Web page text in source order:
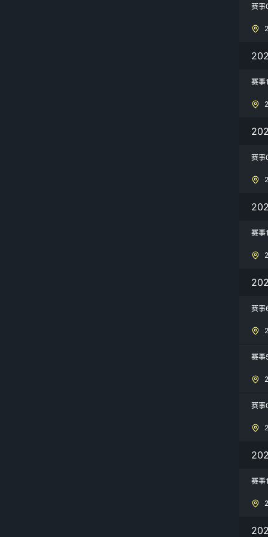
赛事
赛事
赛事
赛事
赛事
赛事
赛事
赛事